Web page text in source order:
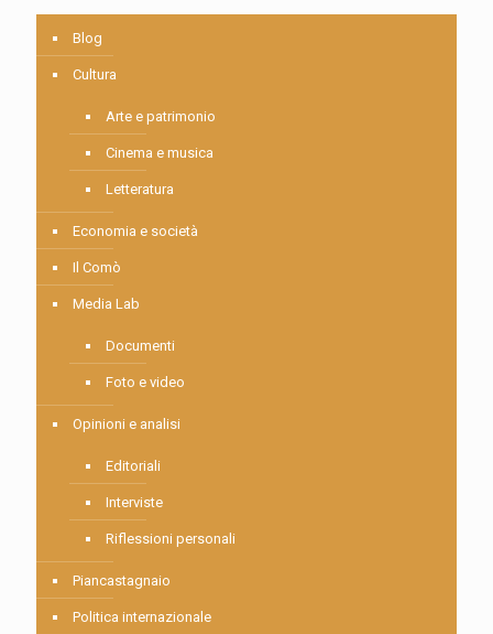
Blog
Cultura
Arte e patrimonio
Cinema e musica
Letteratura
Economia e società
Il Comò
Media Lab
Documenti
Foto e video
Opinioni e analisi
Editoriali
Interviste
Riflessioni personali
Piancastagnaio
Politica internazionale